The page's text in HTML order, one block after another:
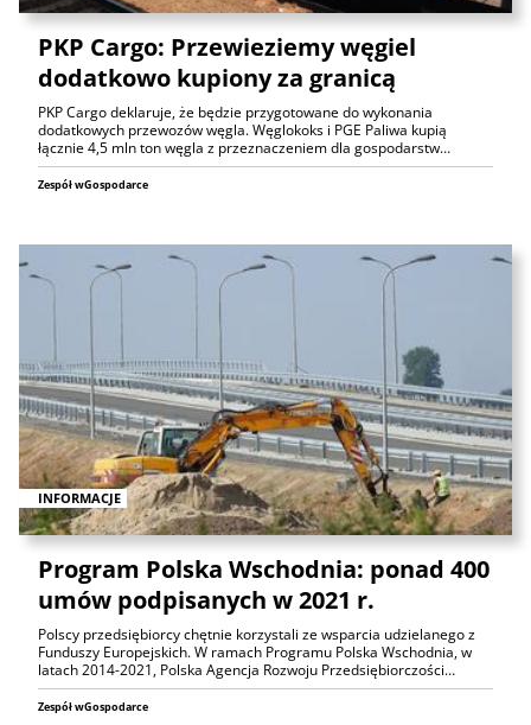
PKP Cargo: Przewieziemy węgiel
dodatkowo kupiony za granicą
PKP Cargo deklaruje, że będzie przygotowane do wykonania
dodatkowych przewozów węgla. Węglokoks i PGE Paliwa kupią
łącznie 4,5 mln ton węgla z przeznaczeniem dla gospodarstw…
Zespół wGospodarce
INFORMACJE
Program Polska Wschodnia: ponad 400
umów podpisanych w 2021 r.
Polscy przedsiębiorcy chętnie korzystali ze wsparcia udzielanego z
Funduszy Europejskich. W ramach Programu Polska Wschodnia, w
latach 2014-2021, Polska Agencja Rozwoju Przedsiębiorczości…
Zespół wGospodarce